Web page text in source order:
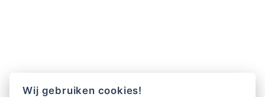
Wij gebruiken cookies!